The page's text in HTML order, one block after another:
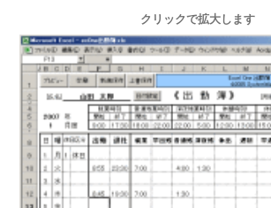
クリックで拡大します